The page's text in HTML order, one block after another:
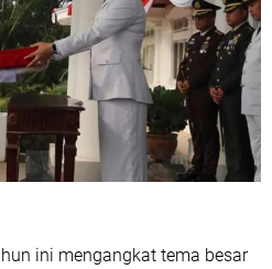
ini mengangkat tema besar